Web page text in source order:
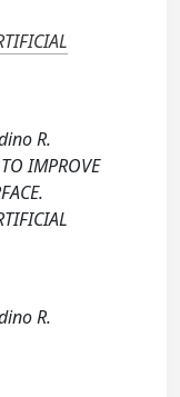
R.
IMPROVE
R.